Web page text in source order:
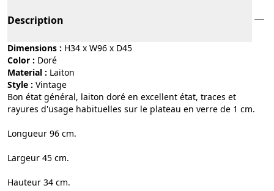
Description
Dimensions : H34 x W96 x D45
Color :
doré
Material :
laiton
Style :
vintage
Bon état général, laiton doré en excellent état, traces et
rayures d'usage habituelles sur le plateau en verre de 1 cm.
Longueur 96 cm.
Largeur 45 cm.
Hauteur 34 cm.